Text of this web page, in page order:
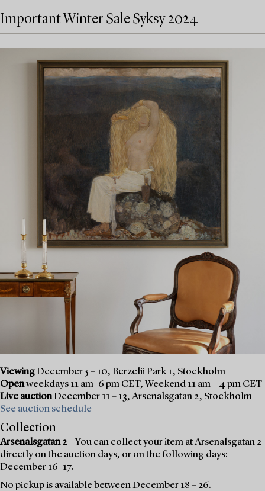
Important Winter Sale Syksy 2024
ViewingDecember 5 – 10, Berzelii Park 1, Stockholm
Openweekdays 11 am–6 pm CET, Weekend 11 am – 4 pm CET
Live auctionDecember 11 – 13, Arsenalsgatan 2, Stockholm
See auction schedule
Collection
Arsenalsgatan 2– You can collect your item at Arsenalsgatan 2
directly on the auction days, or on the following days:
December 16–17.
No pickup is available between December 18 – 26.